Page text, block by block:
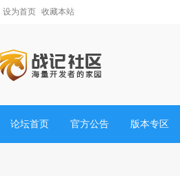
设为首页 收藏本站
论坛首页 官方公告 版本专区